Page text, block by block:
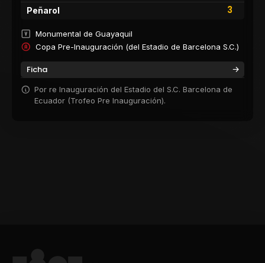
3
Peñarol
Monumental de Guayaquil
Copa Pre-Inauguración (del Estadio de Barcelona S.C.)
Ficha
Por re Inauguración del Estadio del S.C. Barcelona de
Ecuador (Trofeo Pre Inauguración).